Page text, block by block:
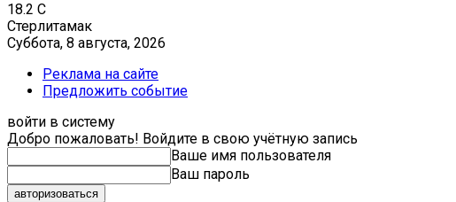
18.2 C
Стерлитамак
Суббота, 8 августа, 2026
Реклама на сайте
Предложить событие
войти в систему
Добро пожаловать! Войдите в свою учётную запись
Ваше имя пользователя
Ваш пароль